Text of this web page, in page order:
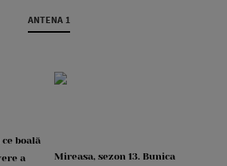
ANTENA 1
boală
a
Mireasa, sezon 13. Bunica